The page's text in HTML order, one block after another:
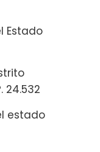
Estado
24.532
estado